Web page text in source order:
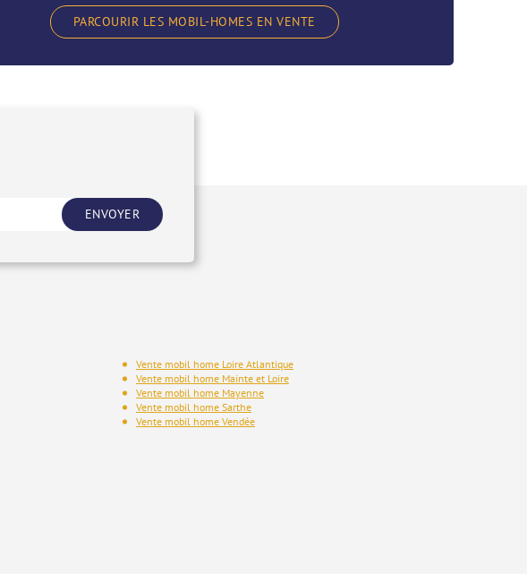
PARCOURIR LES MOBIL-HOMES EN VENTE
ENVOYER
Vente mobil home Loire Atlantique
Vente mobil home Mainte et Loire
Vente mobil home Mayenne
Vente mobil home Sarthe
Vente mobil home Vendée